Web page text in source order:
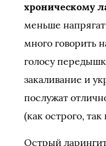
хроническому
меньше
много говорить
голосу
закаливание и
послужат
(как острого,
Острый